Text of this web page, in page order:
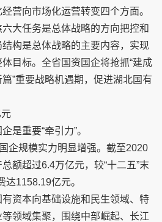
营向市场化运营转变四个方面。
大任务是总体战略的方向把控和
构是总体战略的主要内容，实现
目标。全省国资国企将抢抓“建成
”重要战略机遇期，促进湖北国有
是重要“牵引力”。
企规模实力明显增强。截至2020
额超过6.4万亿元，较“十二五”末
1158.19亿元。
资本向基础设施和民生领域、特
领域集聚，围绕中部崛起、长江